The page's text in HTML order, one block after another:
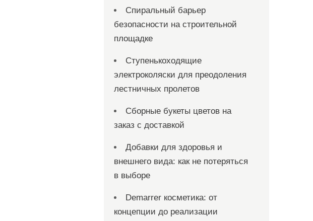
Спиральный барьер
безопасности на строительной
площадке
Ступенькоходящие
электроколяски для преодоления
лестничных пролетов
Сборные букеты цветов на
заказ с доставкой
Добавки для здоровья и
внешнего вида: как не потеряться
в выборе
Demarrer косметика: от
концепции до реализации